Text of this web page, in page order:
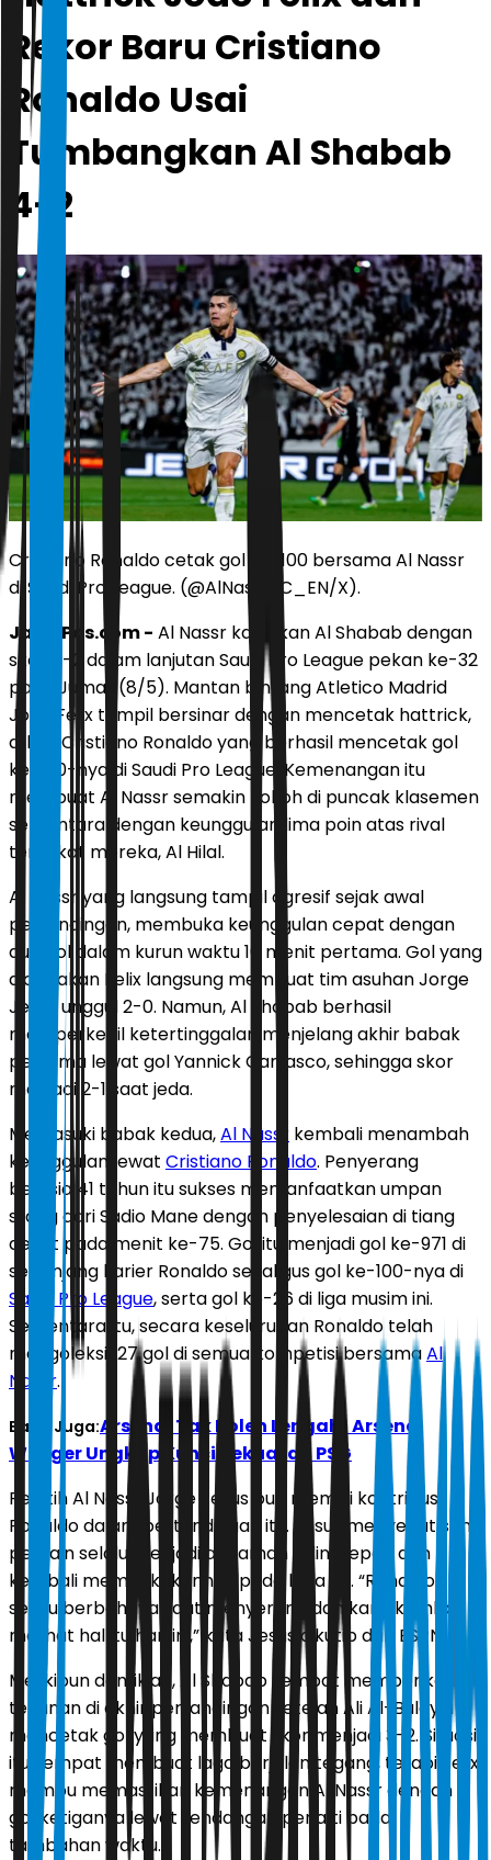
Rekor Baru Cristiano
Ronaldo Usai
Tumbangkan Al Shabab
4-2
Cristiano Ronaldo cetak gol ke-100 bersama Al Nassr
di Saudi Pro League. (@AlNassrFC_EN/X).
JawaPos.com - Al Nassr kalahkan Al Shabab dengan
skor 4-2 dalam lanjutan Saudi Pro League pekan ke-32
pada Jumat (8/5). Mantan bintang Atletico Madrid
Joao Felix tampil bersinar dengan mencetak hattrick,
diikuti Cristiano Ronaldo yang berhasil mencetak gol
ke-100-nya di Saudi Pro League. Kemenangan itu
membuat Al Nassr semakin kokoh di puncak klasemen
sementara dengan keunggulan lima poin atas rival
terdekat mereka, Al Hilal.
Al Nassr yang langsung tampil agresif sejak awal
pertandingan, membuka keunggulan cepat dengan
dua gol dalam kurun waktu 10 menit pertama. Gol yang
diciptakan Felix langsung membuat tim asuhan Jorge
Jesus unggul 2-0. Namun, Al Shabab berhasil
memperkecil ketertinggalan menjelang akhir babak
pertama lewat gol Yannick Carrasco, sehingga skor
menjadi 2-1 saat jeda.
Memasuki babak kedua,Al Nassr kembali menambah
keunggulan lewat Cristiano Ronaldo. Penyerang
berusia 41 tahun itu sukses memanfaatkan umpan
silang dari Sadio Mane dengan penyelesaian di tiang
dekat pada menit ke-75. Gol itu menjadi gol ke-971 di
sepanjang karier Ronaldo sekaligus gol ke-100-nya di
Saudi Pro League, serta gol ke-26 di liga musim ini.
Sementara itu, secara keseluruhan Ronaldo telah
mengoleksi 127 gol di semua kompetisi bersamaAl
Nassr.
Baca Juga:Arsenal Tak Boleh Lengah! Arsene
Wenger Ungkap Kunci Kekuatan PSG
Pelatih Al Nassr Jorge Jesus pun memuji kontribusi
Ronaldo dalam pertandingan itu. Jesus menyebut sang
pemain selalu menjadi ancaman di lini depan dan
kembali membuktikannya pada laga itu. “Ronaldo
selalu berbahaya saat menyerang dan kami kembali
melihat hal itu hari ini,” kata Jesus dikutip dari ESPN.
Meskipun demikian, Al Shabab sempat memberikan
tekanan di akhir pertandingan setelah Ali Al-Bulayhi
mencetak gol yang membuat skor menjadi 3-2. Situasi
itu sempat membuat laga berjalan tegang, tetapi Felix
mampu memastikan kemenangan Al Nassr dengan
gol ketiganya lewat tendangan penalti pada
tambahan waktu.